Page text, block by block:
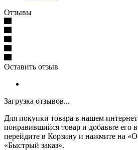
Отзывы
Оставить отзыв
Загрузка отзывов...
Для покупки товара в нашем
понравившийся товар и добавьте его
перейдите в Корзину и нажмите на
«Быстрый заказ».